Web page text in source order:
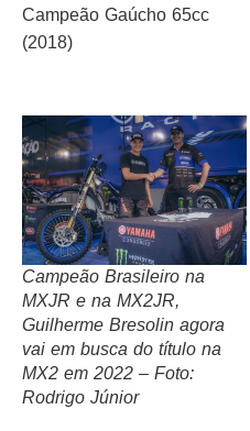
Campeão Gaúcho 65cc
(2018)
Campeão Brasileiro na
MXJR e na MX2JR,
Guilherme Bresolin agora
vai em busca do título na
MX2 em 2022 – Foto:
Rodrigo Júnior